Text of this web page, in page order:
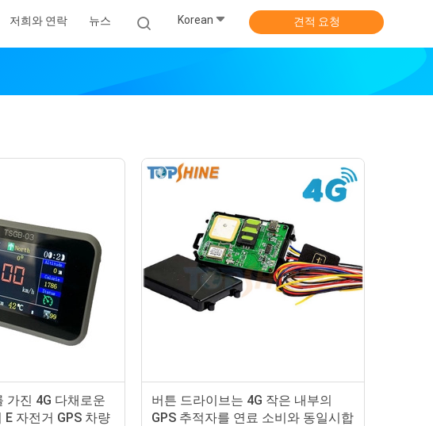
저희와 연락 뉴스 Korean 견적 요청
가진 4G 다채로운
E 자전거 GPS 차량
버튼 드라이브는 4G 작은 내부의
GPS 추적자를 연료 소비와 동일시합